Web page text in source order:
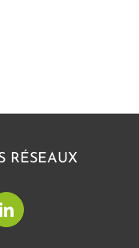
RÉSEAUX